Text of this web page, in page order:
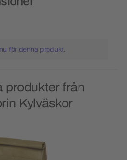
för denna produkt.
produkter från
Kylväskor